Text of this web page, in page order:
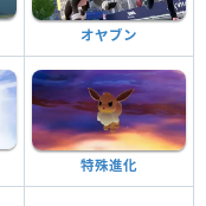
オヤブン
特殊進化